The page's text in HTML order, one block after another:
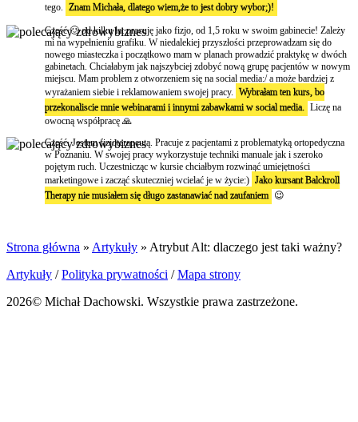
tego.
Znam Michała, dlatego wiem,że to jest dobry wybor;)!
Cześć 🙂 od kilku lat pracuję jako fizjo, od 1,5 roku w swoim gabinecie! Zależy
mi na wypełnieniu grafiku. W niedalekiej przyszłości przeprowadzam się do
nowego miasteczka i początkowo mam w planach prowadzić praktykę w dwóch
gabinetach. Chciałabym jak najszybciej zdobyć nową grupę pacjentów w nowym
miejscu. Mam problem z otworzeniem się na social media:/ a może bardziej z
wyrażaniem siebie i reklamowaniem swojej pracy.
Wybrałam ten kurs, bo
przekonaliscie mnie webinarami i innymi zabawkami w social media. Liczę na
owocną współpracę 🙏
Cześć. Jestem fizjoterapeutą. Pracuje z pacjentami z problematyką ortopedyczna
w Poznaniu. W swojej pracy wykorzystuje techniki manuale jak i szeroko
pojętym ruch. Uczestnicząc w kursie chciałbym rozwinąć umiejętności
marketingowe i zacząć skuteczniej wcielać je w życie:) Jako kursant Balckroll
Therapy nie musiałem się długo zastanawiać nad zaufaniem 😉
Strona główna » Artykuły » Atrybut Alt: dlaczego jest taki ważny?
Artykuły /Polityka prywatności /Mapa strony
2026© Michał Dachowski. Wszystkie prawa zastrzeżone.